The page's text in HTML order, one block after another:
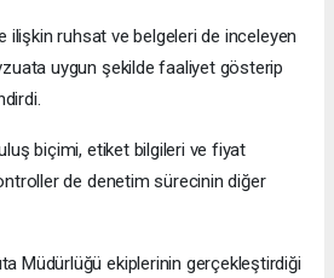
ilişkin ruhsat ve belgeleri de inceleyen
uygun şekilde faaliyet gösterip
biçimi, etiket bilgileri ve fiyat
de denetim sürecinin diğer
Müdürlüğü ekiplerinin gerçekleştirdiği